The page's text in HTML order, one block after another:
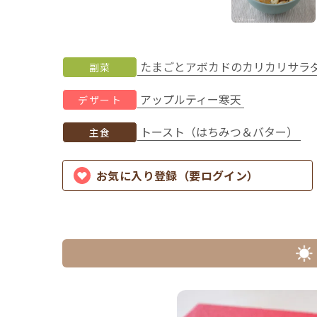
副菜 たまごとアボカドのカリカリサラ
デザート アップルティー寒天
主食 トースト（はちみつ＆バター）
お気に入り登録（要ログイン）